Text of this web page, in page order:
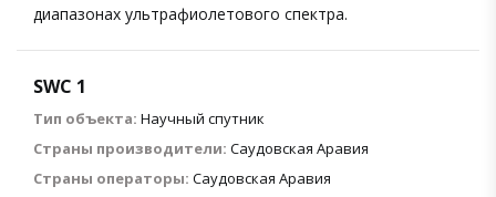
диапазонах ультрафиолетового спектра.
SWC 1
Тип объекта: Научный спутник
Страны производители: Саудовская Аравия
Страны операторы: Саудовская Аравия